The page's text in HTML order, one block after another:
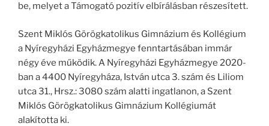
be, melyet a Támogató pozitív elbírálásban részesített.
Szent Miklós Görögkatolikus Gimnázium és Kollégium
a Nyíregyházi Egyházmegye fenntartásában immár
négy éve működik. A Nyíregyházi Egyházmegye 2020-
ban a 4400 Nyíregyháza, István utca 3. szám és Liliom
utca 31., Hrsz.: 3080 szám alatti ingatlanon, a Szent
Miklós Görögkatolikus Gimnázium Kollégiumát
alakította ki.